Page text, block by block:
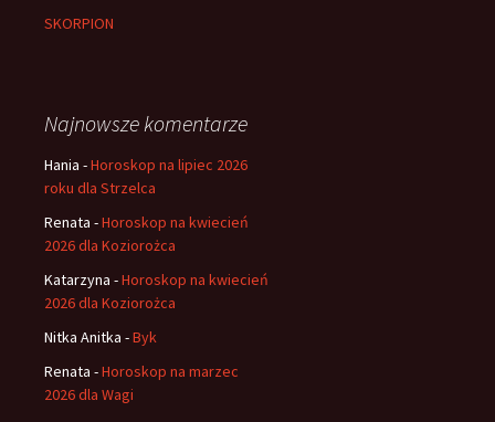
SKORPION
Najnowsze komentarze
Hania -Horoskop na lipiec 2026
roku dla Strzelca
Renata -Horoskop na kwiecień
2026 dla Koziorożca
Katarzyna -Horoskop na kwiecień
2026 dla Koziorożca
Nitka Anitka -Byk
Renata -Horoskop na marzec
2026 dla Wagi